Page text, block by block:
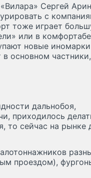
Сергей
с
тоже играет
или в
новые
основном
дальнобоя,
приходилось
то сейчас на рынке
проездом),